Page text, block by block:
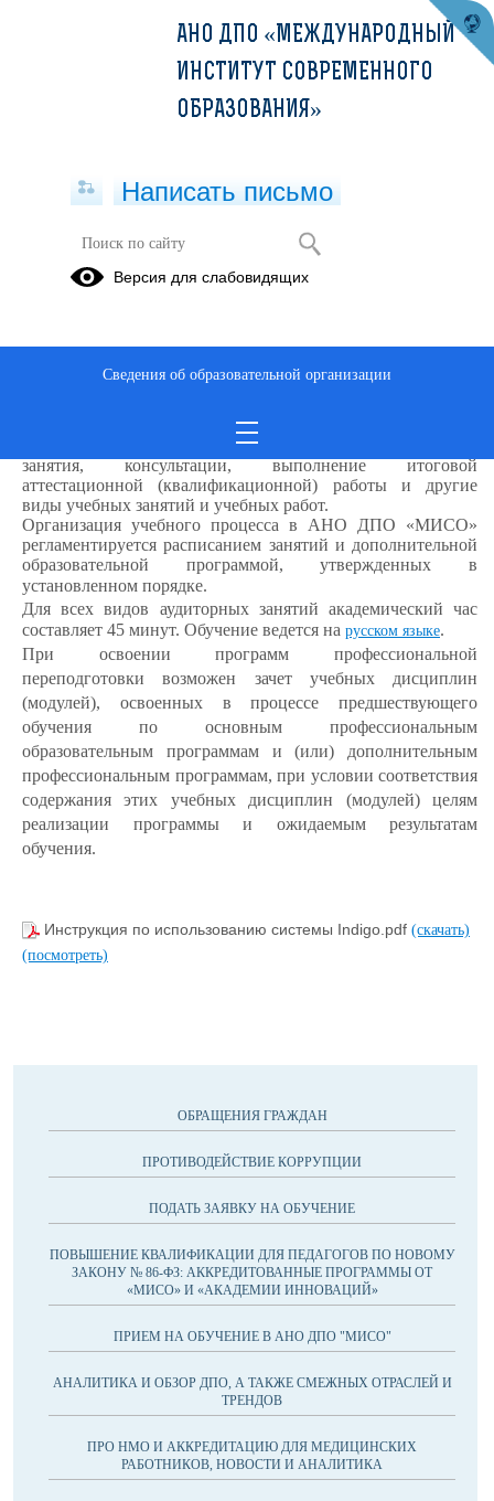
Организация учебного процесса
Для реализации дополнительных образовательных
программ устанавливаются следующие виды учебных
занятий и учебных работ: лекции, практические и
столы, мастер-классы, мастерские, деловые игры, ролевые
игры, тренинги, семинары по обмену опытом, выездные
занятия, консультации, выполнение итоговой
аттестационной (квалификационной) работы и другие
виды учебных занятий и учебных работ.
Организация учебного процесса в АНО ДПО «МИСО»
регламентируется расписанием занятий и дополнительной
образовательной программой, утвержденных в
установленном порядке.
Для всех видов аудиторных занятий академический час
составляет 45 минут. Обучение ведется на русском языке.
При освоении программ профессиональной
переподготовки возможен зачет учебных дисциплин
(модулей), освоенных в процессе предшествующего
обучения по основным профессиональным
образовательным программам и (или) дополнительным
профессиональным программам, при условии соответствия
содержания этих учебных дисциплин (модулей) целям
реализации программы и ожидаемым результатам
обучения.
Инструкция по использованию системы Indigo.pdf (скачать)
(посмотреть)
ОБРАЩЕНИЯ ГРАЖДАН
ПРОТИВОДЕЙСТВИЕ КОРРУПЦИИ
ПОДАТЬ ЗАЯВКУ НА ОБУЧЕНИЕ
ПОВЫШЕНИЕ КВАЛИФИКАЦИИ ДЛЯ ПЕДАГОГОВ ПО НОВОМУ
ЗАКОНУ № 86-ФЗ: АККРЕДИТОВАННЫЕ ПРОГРАММЫ ОТ
«МИСО» И «АКАДЕМИИ ИННОВАЦИЙ»
ПРИЕМ НА ОБУЧЕНИЕ В АНО ДПО "МИСО"
АНАЛИТИКА И ОБЗОР ДПО, А ТАКЖЕ СМЕЖНЫХ ОТРАСЛЕЙ И
ТРЕНДОВ
ПРО НМО И АККРЕДИТАЦИЮ ДЛЯ МЕДИЦИНСКИХ
РАБОТНИКОВ, НОВОСТИ И АНАЛИТИКА
АНО ДПО «МЕЖДУНАРОДНЫЙ
ИНСТИТУТ СОВРЕМЕННОГО
ОБРАЗОВАНИЯ»
Написать письмо
Версия для слабовидящих
Сведения об образовательной организации